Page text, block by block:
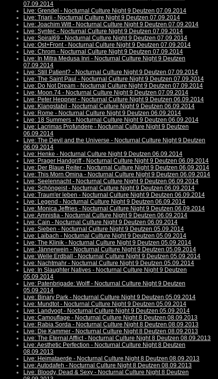
07.09.2014
Live: Grendel - Nocturnal Culture Night 9 Deutzen 07.09.2014
Live: Triarii - Nocturnal Culture Night 9 Deutzen 07.09.2014
Live: Joachim Witt - Nocturnal Culture Night 9 Deutzen 07.09.2014
Live: Syntec - Nocturnal Culture Night 9 Deutzen 07.09.2014
Live: Spiral69 - Nocturnal Culture Night 9 Deutzen 07.09.2014
Live: Ost+Front - Nocturnal Culture Night 9 Deutzen 07.09.2014
Live: Chrom - Nocturnal Culture Night 9 Deutzen 07.09.2014
Live: In Mitra Medusa Inri - Nocturnal Culture Night 9 Deutzen
07.09.2014
Live: Still Patient? - Nocturnal Culture Night 9 Deutzen 07.09.2014
Live: The Saint Paul - Nocturnal Culture Night 9 Deutzen 07.09.2014
Live: Do Not Dream - Nocturnal Culture Night 9 Deutzen 07.09.2014
Live: Moon.74 - Nocturnal Culture Night 9 Deutzen 07.09.2014
Live: Peter Heppner - Nocturnal Culture Night 9 Deutzen 06.09.2014
Live: Klangstabil - Nocturnal Culture Night 9 Deutzen 06.09.2014
Live: Rome - Nocturnal Culture Night 9 Deutzen 06.09.2014
Live: 18 Summers - Nocturnal Culture Night 9 Deutzen 06.09.2014
Live: Lacrimas Profundere - Nocturnal Culture Night 9 Deutzen
06.09.2014
Live: The Devil and the Universe - Nocturnal Culture Night 9 Deutzen
06.09.2014
Live: Henke - Nocturnal Culture Night 9 Deutzen 06.09.2014
Live: Prager Handgriff - Nocturnal Culture Night 9 Deutzen 06.09.2014
Live: Der Blaue Reiter - Nocturnal Culture Night 9 Deutzen 06.09.2014
Live: This Morn Omina - Nocturnal Culture Night 9 Deutzen 06.09.2014
Live: Seelennacht - Nocturnal Culture Night 9 Deutzen 06.09.2014
Live: Schöngeist - Nocturnal Culture Night 9 Deutzen 06.09.2014
Live: Traum'er leben - Nocturnal Culture Night 9 Deutzen 06.09.2014
Live: Legend - Nocturnal Culture Night 9 Deutzen 06.09.2014
Live: Monica Jeffries - Nocturnal Culture Night 9 Deutzen 06.09.2014
Live: Amnistia - Nocturnal Culture Night 9 Deutzen 06.09.2014
Live: Cain - Nocturnal Culture Night 9 Deutzen 06.09.2014
Live: Sieben - Nocturnal Culture Night 9 Deutzen 05.09.2014
Live: Laibach - Nocturnal Culture Night 9 Deutzen 05.09.2014
Live: The Klinik - Nocturnal Culture Night 9 Deutzen 05.09.2014
Live: Jännerwein - Nocturnal Culture Night 9 Deutzen 05.09.2014
Live: Welle:Erdball - Nocturnal Culture Night 9 Deutzen 05.09.2014
Live: Nachtmahr - Nocturnal Culture Night 9 Deutzen 05.09.2014
Live: In Slaughter Natives - Nocturnal Culture Night 9 Deutzen
05.09.2014
Live: Patenbrigade: Wolff - Nocturnal Culture Night 9 Deutzen
05.09.2014
Live: Binary Park - Nocturnal Culture Night 9 Deutzen 05.09.2014
Live: Mundtot - Nocturnal Culture Night 9 Deutzen 05.09.2014
Live: Landvogt - Nocturnal Culture Night 9 Deutzen 05.09.2014
Live: Camouflage - Nocturnal Culture Night 8 Deutzen 08.09.2013
Live: Rabia Sorda - Nocturnal Culture Night 8 Deutzen 08.09.2013
Live: Die Kammer - Nocturnal Culture Night 8 Deutzen 08.09.2013
Live: The Eternal Afflict - Nocturnal Culture Night 8 Deutzen 08.09.2013
Live: Aesthetic Perfection - Nocturnal Culture Night 8 Deutzen
08.09.2013
Live: Heimataerde - Nocturnal Culture Night 8 Deutzen 08.09.2013
Live: Autodafeh - Nocturnal Culture Night 8 Deutzen 08.09.2013
Live: Bloody, Dead & Sexy - Nocturnal Culture Night 8 Deutzen